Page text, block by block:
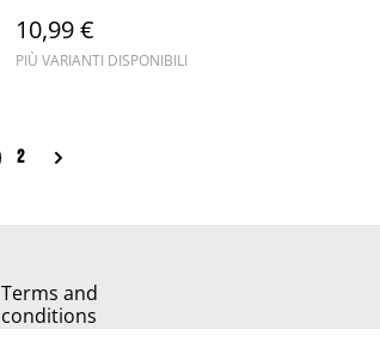
10,99 €
PIÙ VARIANTI DISPONIBILI
2
Terms and
conditions